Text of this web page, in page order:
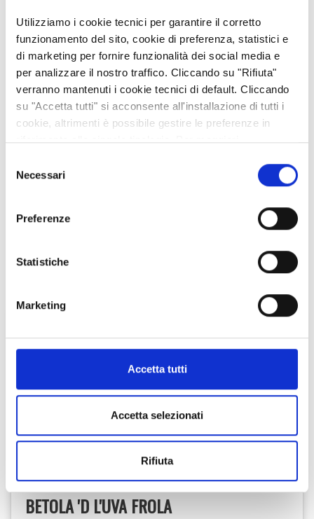
Utilizziamo i cookie tecnici per garantire il corretto
funzionamento del sito, cookie di preferenza, statistici e
di marketing per fornire funzionalità dei social media e
per analizzare il nostro traffico. Cliccando su "Rifiuta"
verranno mantenuti i cookie tecnici di default. Cliccando
su "Accetta tutti" si acconsente all'installazione di tutti i
cookie, altrimenti è possibile gestire le preferenze in
riferimento alle singole tipologie. Per maggiori
delNecessari
Preferenze
Statistiche
Marketing
Accetta tutti
Accetta selezionati
Rifiuta
http://www.feudosangiorio.it
SOCIAL AZIENDALI
ACCOGLIENZA
BETOLA 'D L'UVA FROLA